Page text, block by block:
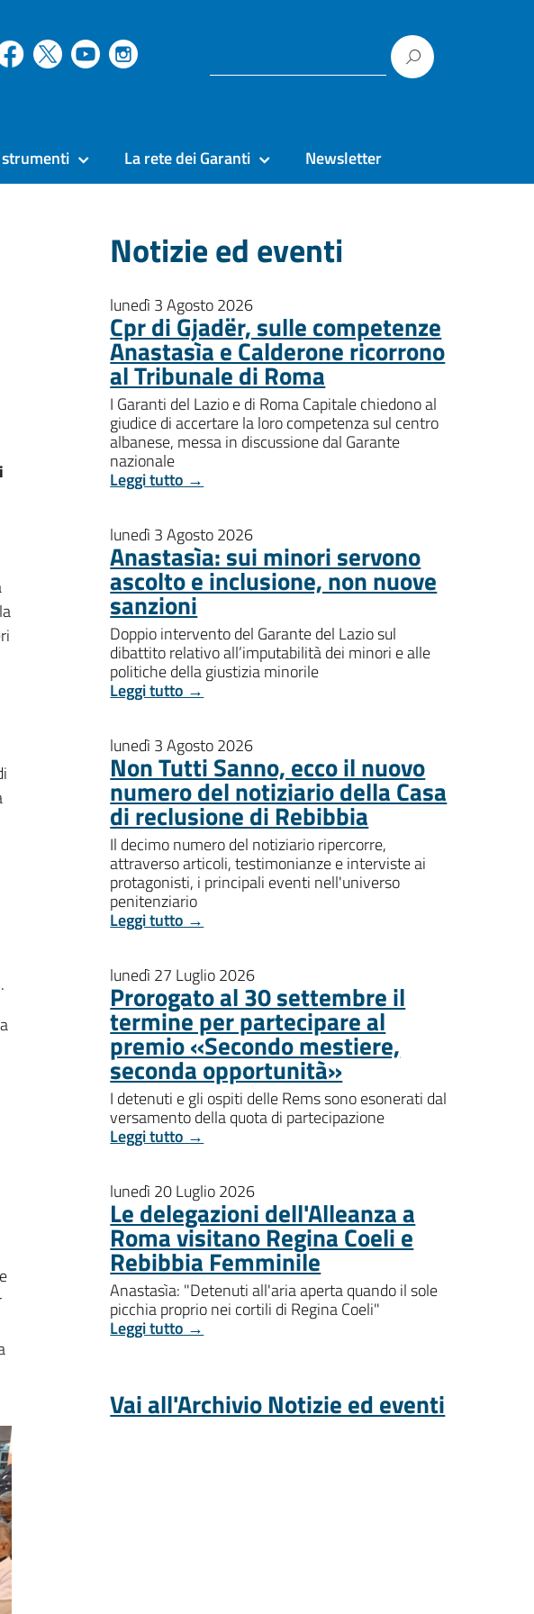
La rete dei Garanti Newsletter
Notizie ed eventi
lunedì 3 Agosto 2026
Cpr di Gjadër, sulle competenze
Anastasìa e Calderone ricorrono
al Tribunale di Roma
I Garanti del Lazio e di Roma Capitale chiedono al
giudice di accertare la loro competenza sul centro
albanese, messa in discussione dal Garante
nazionale
Leggi tutto →
lunedì 3 Agosto 2026
Anastasìa: sui minori servono
ascolto e inclusione, non nuove
sanzioni
Doppio intervento del Garante del Lazio sul
dibattito relativo all’imputabilità dei minori e alle
politiche della giustizia minorile
Leggi tutto →
lunedì 3 Agosto 2026
Non Tutti Sanno, ecco il nuovo
numero del notiziario della Casa
di reclusione di Rebibbia
Il decimo numero del notiziario ripercorre,
attraverso articoli, testimonianze e interviste ai
protagonisti, i principali eventi nell'universo
penitenziario
Leggi tutto →
lunedì 27 Luglio 2026
Prorogato al 30 settembre il
termine per partecipare al
premio «Secondo mestiere,
seconda opportunità»
I detenuti e gli ospiti delle Rems sono esonerati dal
versamento della quota di partecipazione
Leggi tutto →
lunedì 20 Luglio 2026
Le delegazioni dell'Alleanza a
Roma visitano Regina Coeli e
Rebibbia Femminile
Anastasìa: "Detenuti all'aria aperta quando il sole
picchia proprio nei cortili di Regina Coeli"
Leggi tutto →
Vai all'Archivio Notizie ed eventi